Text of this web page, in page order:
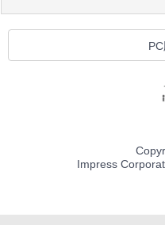
Impress